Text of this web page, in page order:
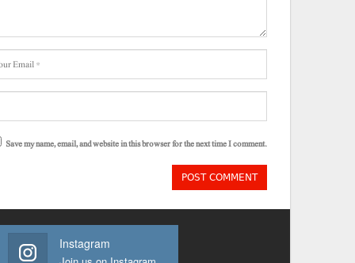
Save my name, email, and website in this browser for the next time I comment.
Instagram